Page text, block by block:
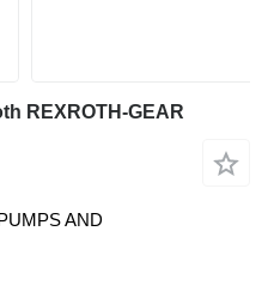
REXROTH-GEAR
AND